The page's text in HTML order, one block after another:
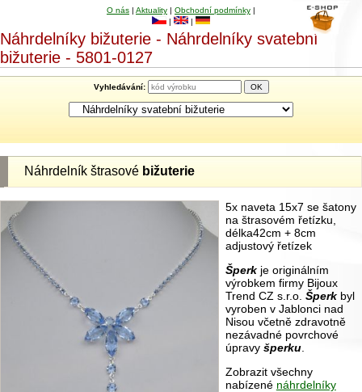
O nás | Aktuality | Obchodní podmínky |
|
|
Náhrdelníky bižuterie - Náhrdelníky svatební
bižuterie - 5801-0127
Vyhledávání:
Náhrdelník štrasové bižuterie
5x naveta 15x7 se šatony
na štrasovém řetízku,
délka42cm + 8cm
adjustový řetízek
Šperkje originálním
výrobkem firmy Bijoux
Trend CZ s.r.o. Šperkbyl
vyroben v Jablonci nad
Nisou včetně zdravotně
nezávadné povrchové
úpravy šperku.
Zobrazit všechny
nabízené náhrdelníky